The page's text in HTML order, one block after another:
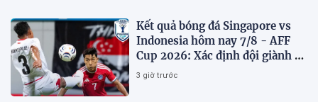
Kết quả bóng đá Singapore vs
Indonesia hôm nay 7/8 - AFF
Cup 2026: Xác định đội giành vé
Bán kết
3 giờ trước